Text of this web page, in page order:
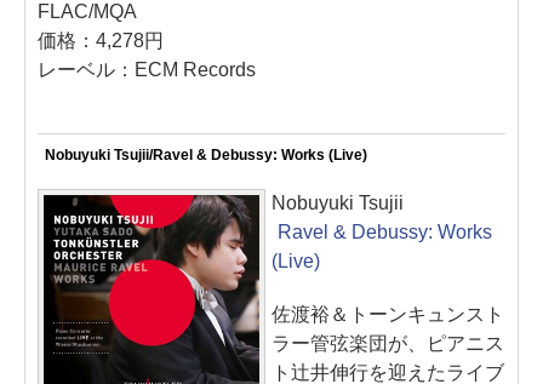
FLAC/MQA
価格：4,278円
レーベル：ECM Records
Nobuyuki Tsujii/Ravel & Debussy: Works (Live)
Nobuyuki Tsujii
Ravel & Debussy: Works
(Live)
佐渡裕＆トーンキュンスト
ラー管弦楽団が、ピアニス
ト辻井伸行を迎えたライブ